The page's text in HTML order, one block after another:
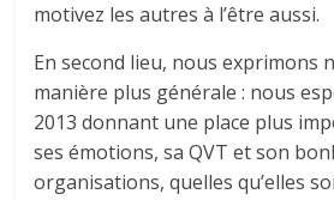
motivez les autres à l’être aussi.
En second lieu, nous exprimons
manière plus générale : nous
2013 donnant une place plus
ses émotions, sa QVT et son
organisations, quelles qu’elles